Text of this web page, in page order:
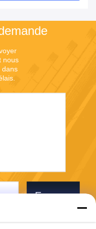
nous
dans
Envoyer